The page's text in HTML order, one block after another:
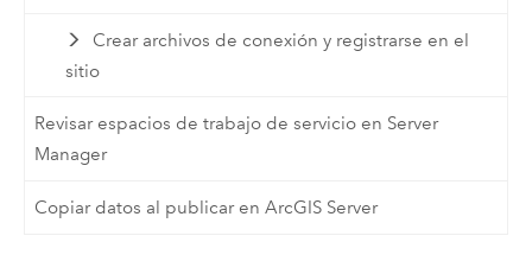
Crear archivos de conexión y registrarse en el
sitio
Revisar espacios de trabajo de servicio en Server
Manager
Copiar datos al publicar en ArcGIS Server